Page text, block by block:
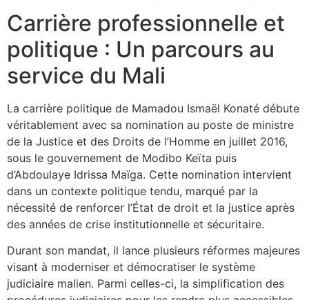
Carrière professionnelle et
politique : Un parcours au
service du Mali
La carrière politique de Mamadou Ismaël Konaté débute
véritablement avec sa nomination au poste de ministre
de la Justice et des Droits de l’Homme en juillet 2016,
sous le gouvernement de Modibo Keïta puis
d’Abdoulaye Idrissa Maïga. Cette nomination intervient
dans un contexte politique tendu, marqué par la
nécessité de renforcer l’État de droit et la justice après
des années de crise institutionnelle et sécuritaire.
Durant son mandat, il lance plusieurs réformes majeures
visant à moderniser et démocratiser le système
judiciaire malien. Parmi celles-ci, la simplification des